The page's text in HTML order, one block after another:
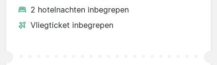
2 hotelnachten inbegrepen
Vliegticket inbegrepen